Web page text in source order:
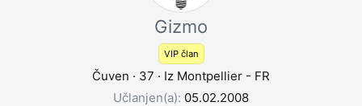
Gizmo
VIP član
Čuven · 37 · Iz Montpellier - FR
Učlanjen(a) 05.02.2008